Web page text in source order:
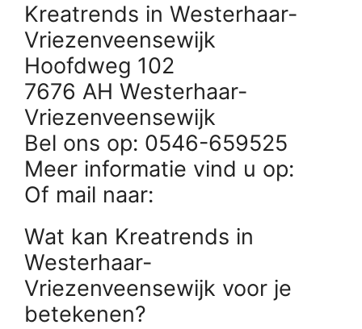
Kreatrends in Westerhaar-
Vriezenveensewijk
Hoofdweg 102
7676 AH Westerhaar-
Vriezenveensewijk
Bel ons op: 0546-659525
Meer informatie vind u op:
Of mail naar:
Wat kan Kreatrends in
Westerhaar-
Vriezenveensewijk voor je
betekenen?